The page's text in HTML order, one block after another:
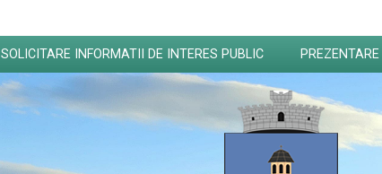
SOLICITARE INFORMATII DE INTERES PUBLIC PREZENTARE